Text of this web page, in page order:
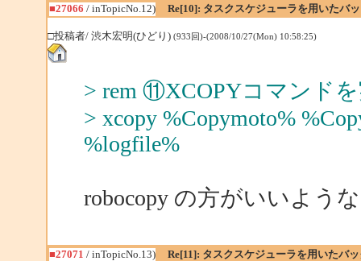
■27066 / inTopicNo.12) Re[10]: タスクスケジューラを用いたバ
□投稿者/ 渋木宏明(ひどり) (933回)-(2008/10/27(Mon) 10:58:25)
> rem ⑪XCOPYコマンド
> xcopy %Copymoto%
%logfile%
robocopy の方がいいよう
■27071 / inTopicNo.13) Re[11]: タスクスケジューラを用いたバ